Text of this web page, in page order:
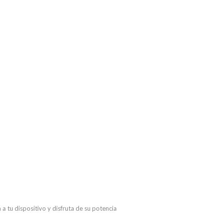
tu dispositivo y disfruta de su potencia